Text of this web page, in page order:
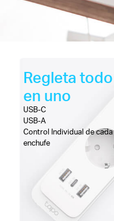
Regleta todo
en uno
USB-C
USB-A
Control Individual de cada
enchufe